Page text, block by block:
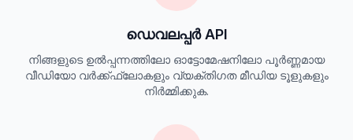
ഡെവലപ്പർ API
നിങ്ങളുടെ ഉൽപ്പന്നത്തിലോ ഓട്ടോമേഷനിലോ പൂർണ്ണമായ
വീഡിയോ വർക്ക്ഫ്ലോകളും വ്യക്തിഗത മീഡിയ ടൂളുകളും
നിർമ്മിക്കുക.